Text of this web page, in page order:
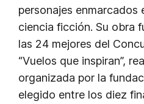
personajes enmarcados
ciencia ficción. Su obra
las 24 mejores del
“Vuelos que inspiran”,
organizada por la
elegido entre los diez